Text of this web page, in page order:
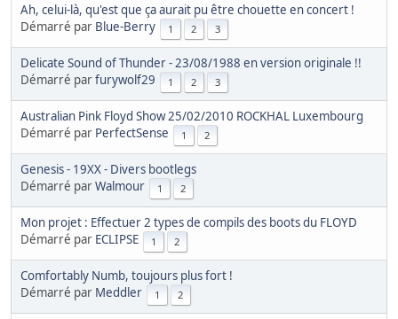
Ah, celui-là, qu'est que ça aurait pu être chouette en concert !
Démarré par Blue-Berry 1 2 3
Delicate Sound of Thunder - 23/08/1988 en version originale !!
Démarré parfurywolf29 1 2 3
Australian Pink Floyd Show 25/02/2010 ROCKHAL Luxembourg
Démarré par PerfectSense 1 2
Genesis - 19XX - Divers bootlegs
Démarré parWalmour 1 2
Mon projet : Effectuer 2 types de compils des boots du FLOYD
Démarré par ECLIPSE 1 2
Comfortably Numb, toujours plus fort !
Démarré par Meddler 1 2